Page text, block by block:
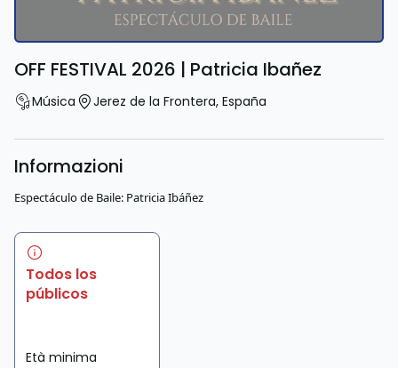
OFF FESTIVAL 2026 | Patricia Ibañez
Música Jerez de la Frontera, España
Informazioni
Espectáculo de Baile: Patricia Ibáñez
Todos los
públicos
Età minima